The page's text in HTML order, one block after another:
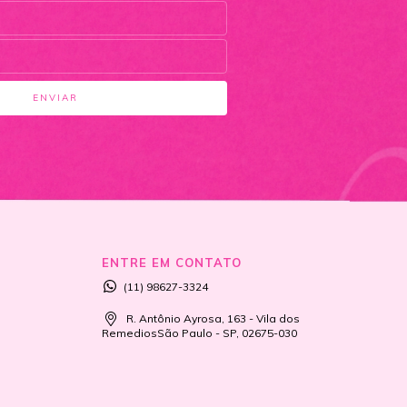
ENTRE EM CONTATO
(11) 98627-3324
R. Antônio Ayrosa, 163 - Vila dos
RemediosSão Paulo - SP, 02675-030